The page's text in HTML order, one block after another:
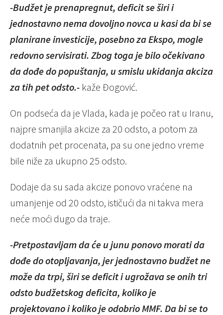
-Budžet je prenapregnut, deficit se širi i
jednostavno nema dovoljno novca u kasi da bi se
planirane investicije, posebno za Ekspo, mogle
redovno servisirati. Zbog toga je bilo očekivano
da dođe do popuštanja, u smislu ukidanja akciza
za tih pet odsto.- kaže Đogović.
On podseća da je Vlada, kada je počeo rat u Iranu,
najpre smanjila akcize za 20 odsto, a potom za
dodatnih pet procenata, pa su one jedno vreme
bile niže za ukupno 25 odsto.
Dodaje da su sada akcize ponovo vraćene na
umanjenje od 20 odsto, ističući da ni takva mera
neće moći dugo da traje.
-Pretpostavljam da će u junu ponovo morati da
dođe do otopljavanja, jer jednostavno budžet ne
može da trpi, širi se deficit i ugrožava se onih tri
odsto budžetskog deficita, koliko je
projektovano i koliko je odobrio MMF. Da bi se to